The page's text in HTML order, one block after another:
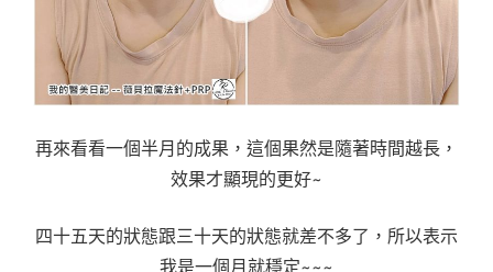
再來看看一個半月的成果，這個果然是隨著時間越長，
效果才顯現的更好~
四十五天的狀態跟三十天的狀態就差不多了，所以表示
我是一個月就穩定~~~